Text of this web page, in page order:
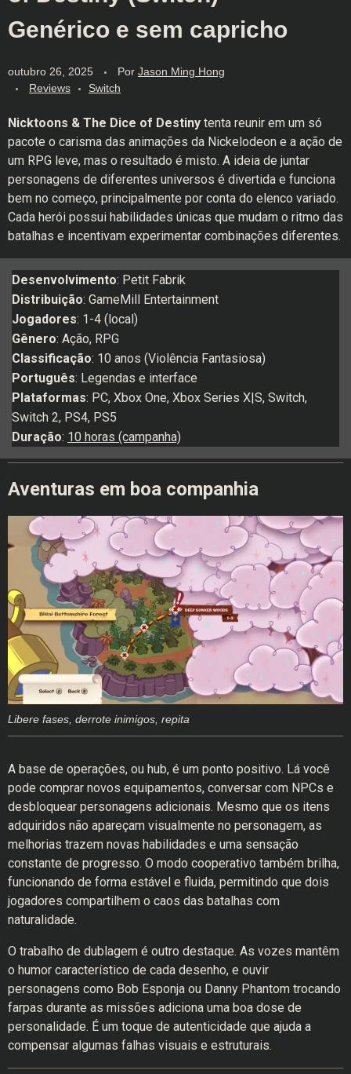
Genérico e sem capricho
outubro 26, 2025 Por Jason Ming Hong
Reviews
Switch
Nicktoons & The Dice of Destiny tenta reunir em um só
pacote o carisma das animações da Nickelodeon e a ação de
um RPG leve, mas o resultado é misto. A ideia de juntar
personagens de diferentes universos é divertida e funciona
bem no começo, principalmente por conta do elenco variado.
Cada herói possui habilidades únicas que mudam o ritmo das
batalhas e incentivam experimentar combinações diferentes.
Desenvolvimento: Petit Fabrik
Distribuição: GameMill Entertainment
Jogadores: 1-4 (local)
Gênero: Ação, RPG
Classificação: 10 anos (Violência Fantasiosa)
Português: Legendas e interface
Plataformas: PC, Xbox One, Xbox Series X|S, Switch,
Switch 2, PS4, PS5
Duração: 10 horas (campanha)
Aventuras em boa companhia
Libere fases, derrote inimigos, repita
A base de operações, ou hub, é um ponto positivo. Lá você
pode comprar novos equipamentos, conversar com NPCs e
desbloquear personagens adicionais. Mesmo que os itens
adquiridos não apareçam visualmente no personagem, as
melhorias trazem novas habilidades e uma sensação
constante de progresso. O modo cooperativo também brilha,
funcionando de forma estável e fluida, permitindo que dois
jogadores compartilhem o caos das batalhas com
naturalidade.
O trabalho de dublagem é outro destaque. As vozes mantêm
o humor característico de cada desenho, e ouvir
personagens como Bob Esponja ou Danny Phantom trocando
farpas durante as missões adiciona uma boa dose de
personalidade. É um toque de autenticidade que ajuda a
compensar algumas falhas visuais e estruturais.